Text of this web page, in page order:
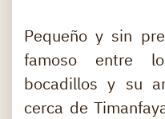
Pequeño y sin
famoso entre
bocadillos y su
cerca de